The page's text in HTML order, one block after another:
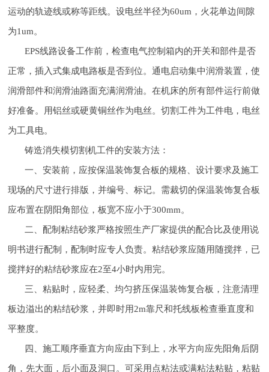
运动的轨迹线或称等距线。设电丝半径为60um，火花单边间隙
为1um。
EPS线路设备工作前，检查电气控制箱内的开关和部件是否
正常，插入式集成电路板是否到位。通电启动集中润滑装置，使
润滑部件和润滑油路面充满润滑油。在机床的所有部件运行前做
好准备。用铝丝或硬黄铜丝作为电丝。切割工件为工件电，电丝
为工具电。
铸造消失模切割机工件的安装方法：
一、安装前，应按保温装饰复合板的规格、设计要求及施工
现场的尺寸进行排版，并编号、标记。需裁切的保温装饰复合板
应布置在阴阳角部位，板宽不应小于300mm。
二、配制粘结砂浆严格按照生产厂家提供的配合比及使用说
明书进行配制，配制时应专人负责。粘结砂浆应随用随搅拌，已
搅拌好的粘结砂浆应在2至4小时内用完。
三、粘贴时，应轻柔、均匀挤压保温装饰复合板，注意清理
板边溢出的粘结砂浆，并即时用2m靠尺和托线板检查垂直度和
平整度。
四、施工顺序垂直方向应由下到上，水平方向应先阳角后阴
角，先大面，后小面及洞口。可采用点粘法或满粘法粘贴，粘贴